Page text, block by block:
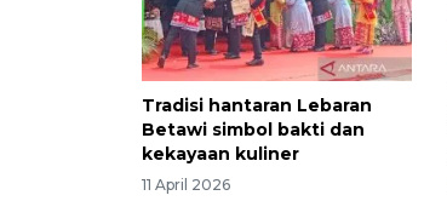
Tradisi hantaran Lebaran
Betawi simbol bakti dan
kekayaan kuliner
11 April 2026